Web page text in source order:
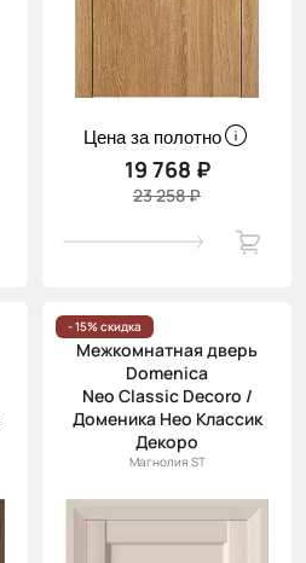
Цена за полотно
19 768 ₽
23 258 ₽
- 15% скидка
Межкомнатная дверь
Domenica
Neo Classic Decoro /
Доменика Нео Классик
Декоро
Магнолия ST